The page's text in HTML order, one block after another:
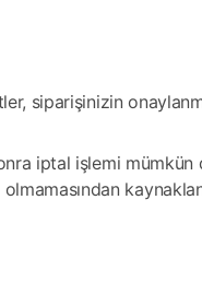
siparişinizin
iptal işlemi